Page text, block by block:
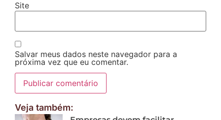
Site
Salvar meus dados neste navegador para a
próxima vez que eu comentar.
Veja também: